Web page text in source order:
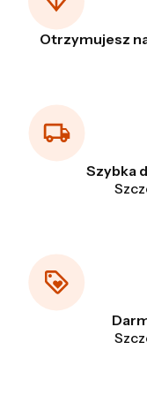
Otrzymujesz
Szybka